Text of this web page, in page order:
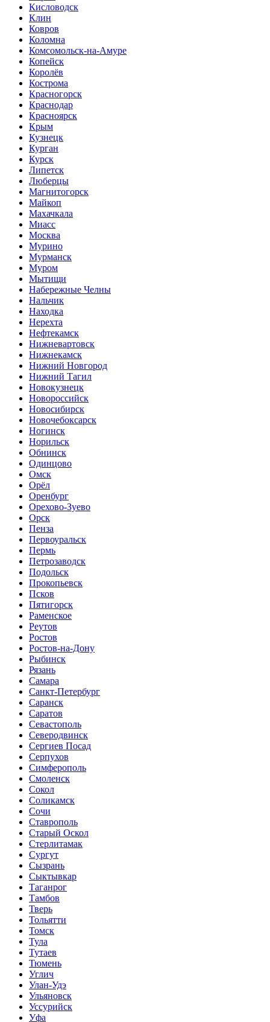
Кисловодск
Клин
Ковров
Коломна
Комсомольск-на-Амуре
Копейск
Королёв
Кострома
Красногорск
Краснодар
Красноярск
Крым
Кузнецк
Курган
Курск
Липетск
Люберцы
Магнитогорск
Майкоп
Махачкала
Миасс
Москва
Мурино
Мурманск
Муром
Мытищи
Набережные Челны
Нальчик
Находка
Нерехта
Нефтекамск
Нижневартовск
Нижнекамск
Нижний Новгород
Нижний Тагил
Новокузнецк
Новороссийск
Новосибирск
Новочебоксарск
Ногинск
Норильск
Обнинск
Одинцово
Омск
Орёл
Оренбург
Орехово-Зуево
Орск
Пенза
Первоуральск
Пермь
Петрозаводск
Подольск
Прокопьевск
Псков
Пятигорск
Раменское
Реутов
Ростов
Ростов-на-Дону
Рыбинск
Рязань
Самара
Санкт-Петербург
Саранск
Саратов
Севастополь
Северодвинск
Сергиев Посад
Серпухов
Симферополь
Смоленск
Сокол
Соликамск
Сочи
Ставрополь
Старый Оскол
Стерлитамак
Сургут
Сызрань
Сыктывкар
Таганрог
Тамбов
Тверь
Тольятти
Томск
Тула
Тутаев
Тюмень
Углич
Улан-Удэ
Ульяновск
Уссурийск
Уфа